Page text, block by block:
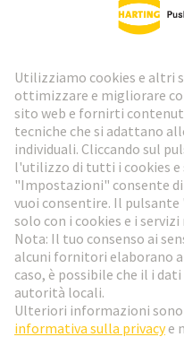
Newsletter HARTING
Vai al registrazione
Social Media
Svizzera Italiano